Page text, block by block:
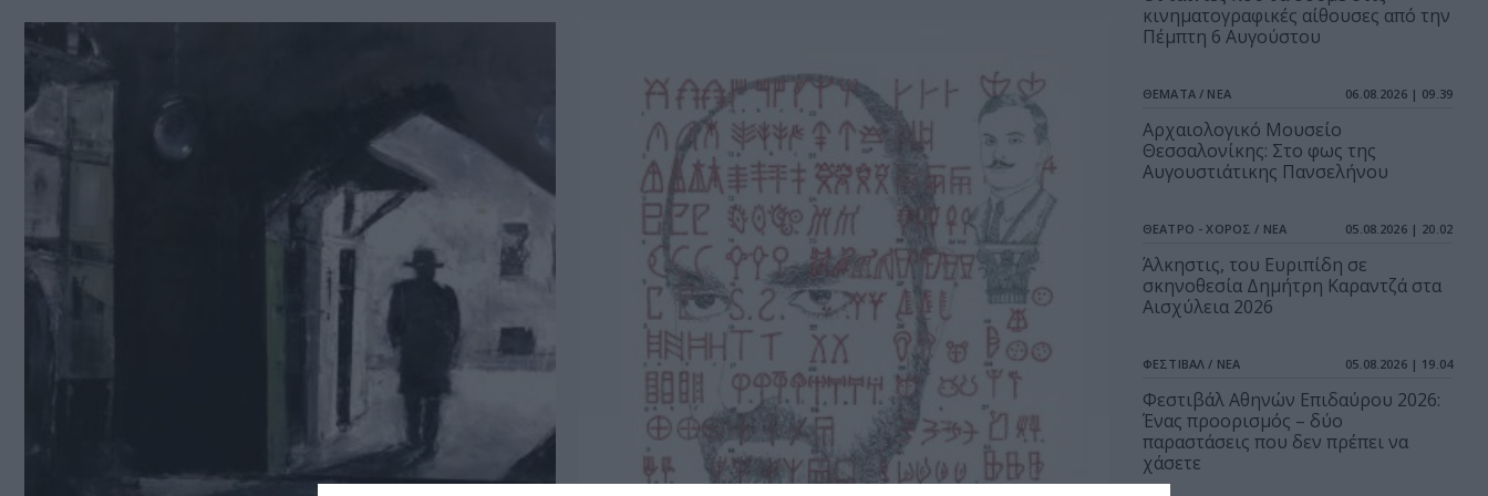
κινηματογραφικές αίθουσες από την
Πέμπτη 6 Αυγούστου
ΘΕΜΑΤΑ / ΝΕΑ 06.08.2026 | 09.39
Αρχαιολογικό Μουσείο
Θεσσαλονίκης: Στο φως της
Αυγουστιάτικης Πανσελήνου
ΘΕΑΤΡΟ - ΧΟΡΟΣ / ΝΕΑ 05.08.2026 | 20.02
Άλκηστις, του Ευριπίδη σε
σκηνοθεσία Δημήτρη Καραντζά στα
Αισχύλεια 2026
ΦΕΣΤΙΒΑΛ / ΝΕΑ 05.08.2026 | 19.04
Φεστιβάλ Αθηνών Επιδαύρου 2026:
Ένας προορισμός – δύο
παραστάσεις που δεν πρέπει να
χάσετε